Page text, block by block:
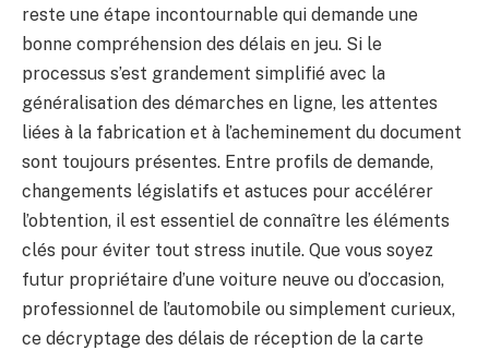
reste une étape incontournable qui demande une
bonne compréhension des délais en jeu. Si le
processus s’est grandement simplifié avec la
généralisation des démarches en ligne, les attentes
liées à la fabrication et à l’acheminement du document
sont toujours présentes. Entre profils de demande,
changements législatifs et astuces pour accélérer
l’obtention, il est essentiel de connaître les éléments
clés pour éviter tout stress inutile. Que vous soyez
futur propriétaire d’une voiture neuve ou d’occasion,
professionnel de l’automobile ou simplement curieux,
ce décryptage des délais de réception de la carte